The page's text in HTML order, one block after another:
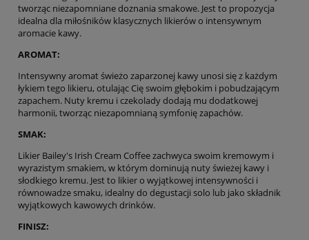
tworząc niezapomniane doznania smakowe. Jest to propozycja
idealna dla miłośników klasycznych likierów o intensywnym
aromacie kawy.
AROMAT:
Intensywny aromat świeżo zaparzonej kawy unosi się z każdym
łykiem tego likieru, otulając Cię swoim głębokim i pobudzającym
zapachem. Nuty kremu i czekolady dodają mu dodatkowej
harmonii, tworząc niezapomnianą symfonię zapachów.
SMAK:
Likier Bailey's Irish Cream Coffee zachwyca swoim kremowym i
wyrazistym smakiem, w którym dominują nuty świeżej kawy i
słodkiego kremu. Jest to likier o wyjątkowej intensywności i
równowadze smaku, idealny do degustacji solo lub jako składnik
wyjątkowych kawowych drinków.
FINISZ: